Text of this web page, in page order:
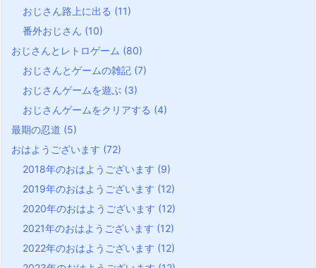
おじさん路上に出る (11)
番外おじさん (10)
おじさんとレトロゲーム (80)
おじさんとゲームの雑記 (7)
おじさんゲームを遊ぶ (3)
おじさんゲームをクリアする (4)
最期の忍道 (5)
おはようございます (72)
2018年のおはようございます (9)
2019年のおはようございます (12)
2020年のおはようございます (12)
2021年のおはようございます (12)
2022年のおはようございます (12)